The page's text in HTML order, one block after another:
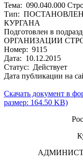
Тема: 090.040.000
Тип:
КУРГАНА
Подготовлен в
ОРГАНИЗАЦИИ
Номер: 9115
Дата: 10.12.2015
Статус: Действует
Дата публикации на
Скачать документ в
размер: 164.50 KB)